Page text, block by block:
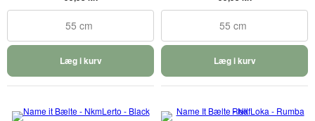
55 cm
Læg i kurv
55 cm
Læg i kurv